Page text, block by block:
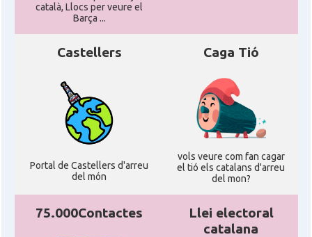
català, Llocs per veure el
Barça ...
Castellers
Portal de Castellers d'arreu
del món
Caga Tió
vols veure com fan cagar
el tió els catalans d'arreu
del mon?
75.000Contactes
Llei electoral
catalana